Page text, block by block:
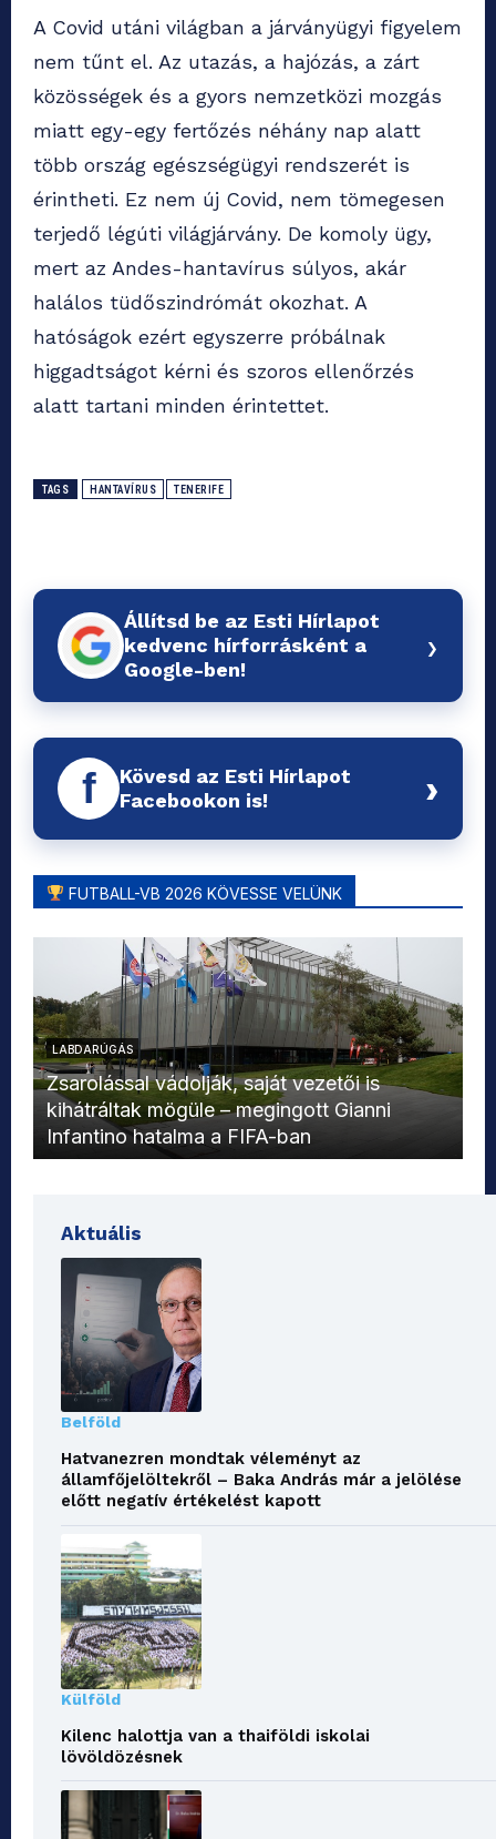
A Covid utáni világban a járványügyi figyelem
nem tűnt el. Az utazás, a hajózás, a zárt
közösségek és a gyors nemzetközi mozgás
miatt egy-egy fertőzés néhány nap alatt
több ország egészségügyi rendszerét is
érintheti. Ez nem új Covid, nem tömegesen
terjedő légúti világjárvány. De komoly ügy,
mert az Andes-hantavírus súlyos, akár
halálos tüdőszindrómát okozhat. A
hatóságok ezért egyszerre próbálnak
higgadtságot kérni és szoros ellenőrzés
alatt tartani minden érintettet.
TAGS HANTAVÍRUS TENERIFE
Állítsd be az Esti Hírlapot
kedvenc hírforrásként a
Google-ben!
›
f
Kövesd az Esti Hírlapot
Facebookon is!
›
FUTBALL-VB 2026 KÖVESSE VELÜNK
LABDARÚGÁS
Zsarolással vádolják, saját vezetői is
kihátráltak mögüle – megingott Gianni
Infantino hatalma a FIFA-ban
Aktuális
Belföld
Hatvanezren mondtak véleményt az
államfőjelöltekről – Baka András már a jelölése
előtt negatív értékelést kapott
Külföld
Kilenc halottja van a thaiföldi iskolai
lövöldözésnek